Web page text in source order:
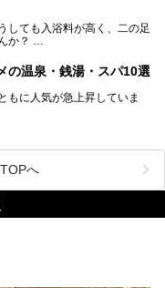
スーパー銭湯をご紹介しま
しても入浴料が高く、二の足
か？
呂とサウナを満喫できる充実
みたい人にとってはピッタ
の温泉・銭湯・スパ10選
もに人気が急上昇していま
泉、銭湯、スパにある岩盤浴
手な人でも大満足な施設です
へ